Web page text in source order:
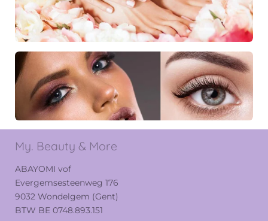
My. Beauty & More
ABAYOMI vof
Evergemsesteenweg 176
9032 Wondelgem (Gent)
BTW BE 0748.893.151